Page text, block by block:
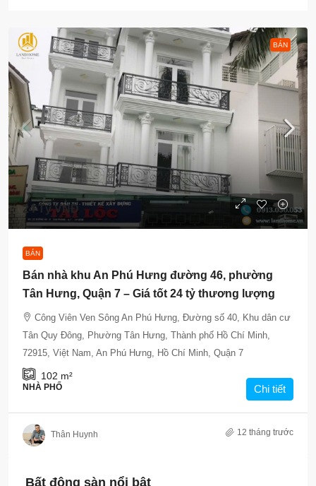
BÁN
24 Tỷ VNĐ
BÁN
Bán nhà khu An Phú Hưng đường 46, phường
Tân Hưng, Quận 7 – Giá tốt 24 tỷ thương lượng
Công Viên Ven Sông An Phú Hưng, Đường số 40, Khu dân cư
Tân Quy Đông, Phường Tân Hưng, Thành phố Hồ Chí Minh,
72915, Việt Nam, An Phú Hưng, Hồ Chí Minh, Quận 7
102 m²
NHÀ PHỐ Chi tiết
Thân Huynh 12 tháng trước
Bất động sàn nổi bật